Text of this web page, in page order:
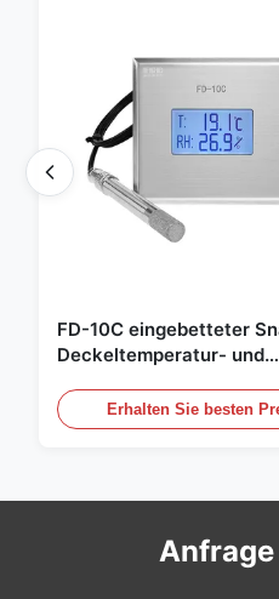
FD-10C eingebetteter
Deckeltemperatur- und
Edelstahlmonitor
Erhalten Sie besten